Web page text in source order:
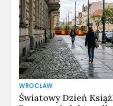
WROCŁAW
Światowy Dzień